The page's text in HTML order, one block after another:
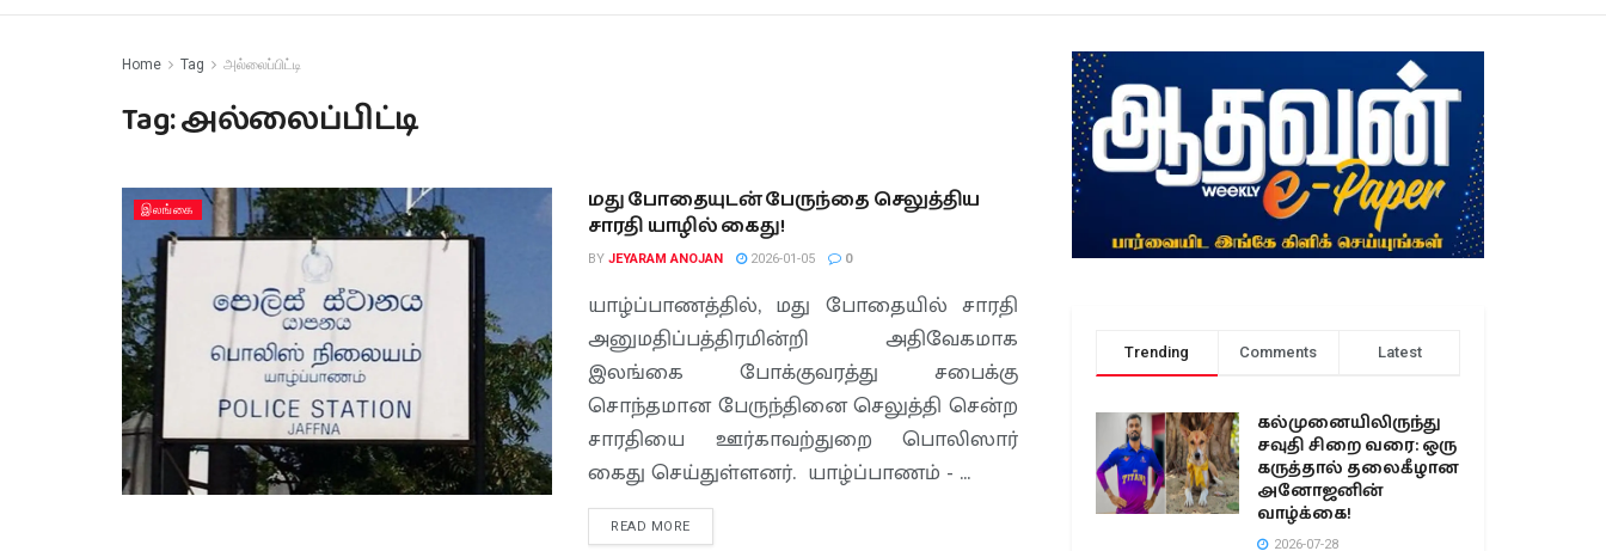
Home Tag அல்லைப்பிட்டி
Tag:அல்லைப்பிட்டி
இலங்கை
மது போதையுடன் பேருந்தை செலுத்திய
சாரதி யாழில் கைது!
BY JEYARAM ANOJAN 2026-01-05 0
யாழ்ப்பாணத்தில், மது போதையில் சாரதி
அனுமதிப்பத்திரமின்றி அதிவேகமாக
இலங்கை போக்குவரத்து சபைக்கு
சொந்தமான பேருந்தினை செலுத்தி சென்ற
சாரதியை ஊர்காவற்துறை பொலிஸார்
கைது செய்துள்ளனர். யாழ்ப்பாணம் - ...
READ MORE
Trending Comments Latest
கல்முனையிலிருந்து
சவுதி சிறை வரை: ஒரு
கருத்தால் தலைகீழான
அனோஜனின்
வாழ்க்கை!
2026-07-28